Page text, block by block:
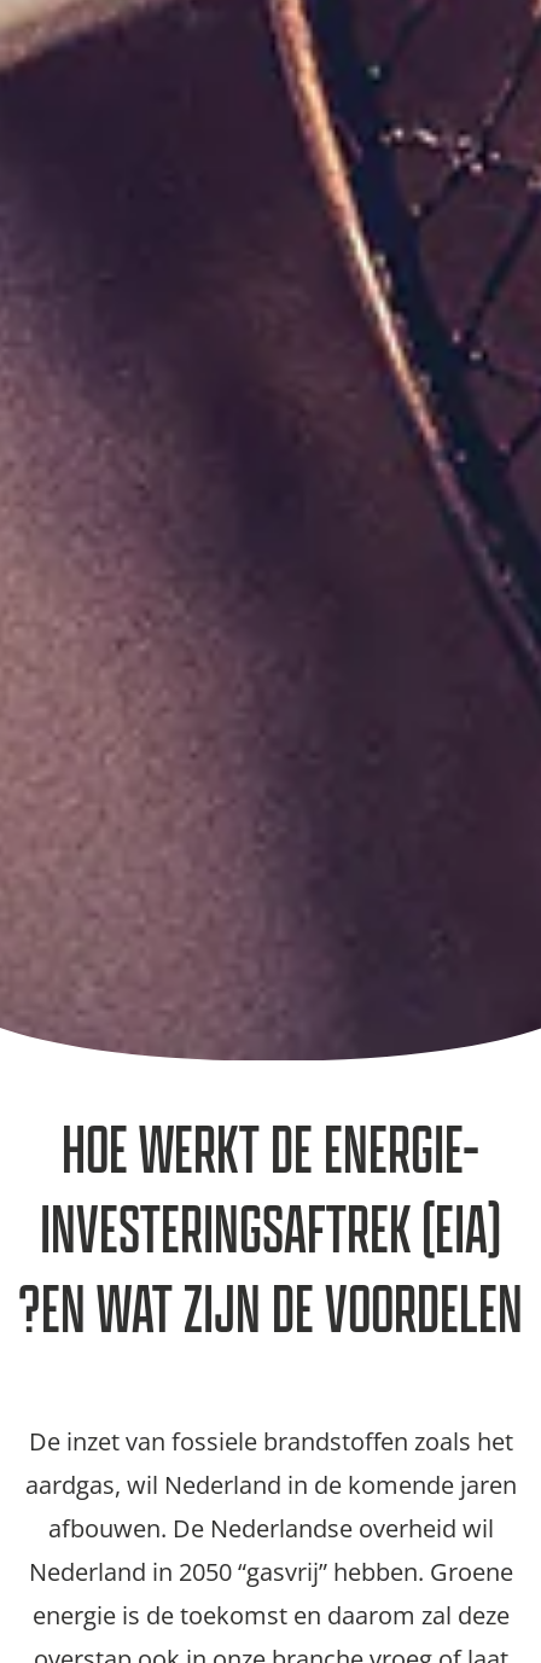
HOE WERKT DE ENERGIE-
INVESTERINGSAFTREK (EIA)
EN WAT ZIJN DE VOORDELEN?
De inzet van fossiele brandstoffen zoals het
aardgas, wil Nederland in de komende jaren
afbouwen. De Nederlandse overheid wil
Nederland in 2050 “gasvrij” hebben. Groene
energie is de toekomst en daarom zal deze